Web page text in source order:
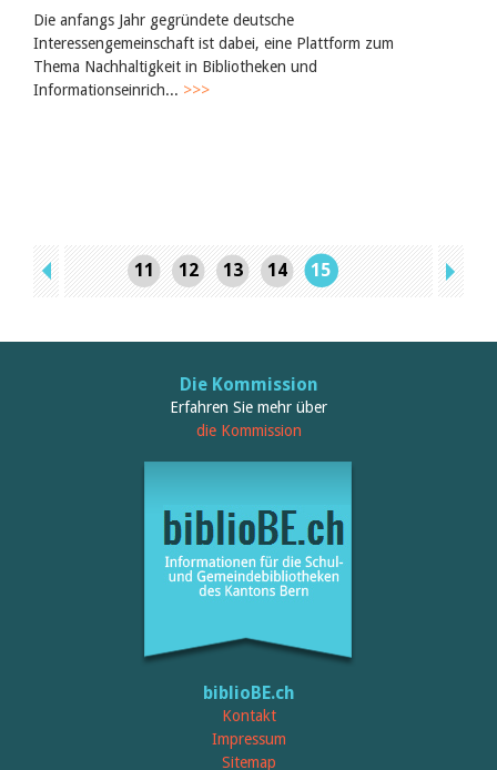
Die anfangs Jahr gegründete deutsche
Interessengemeinschaft ist dabei, eine Plattform zum
Thema Nachhaltigkeit in Bibliotheken und
Informationseinrich... >>>
11 12 13 14 15
Die Kommission
Erfahren Sie mehr über
die Kommission
biblioBE.ch
Kontakt
Impressum
Sitemap